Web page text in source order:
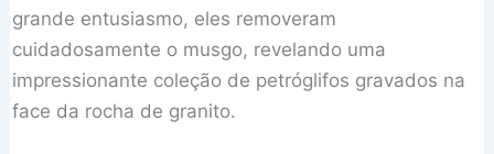
grande entusiasmo, eles removeram
cuidadosamente o musgo, revelando uma
impressionante coleção de petróglifos gravados na
face da rocha de granito.